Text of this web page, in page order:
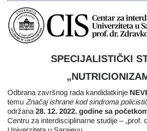
SPECIJALISTIČKI
Odbrana završnog rada kandidatkinje
temu Značaj ishrane kod sindroma
održana 28. 12. 2022. godine sa
Centru za interdisciplinarne studije – „prof.